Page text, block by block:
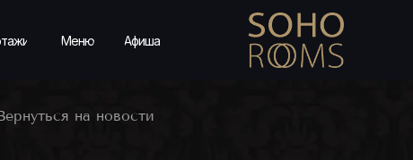
Афиша
Меню
на новости